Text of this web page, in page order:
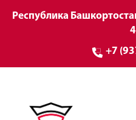
Республика
+7